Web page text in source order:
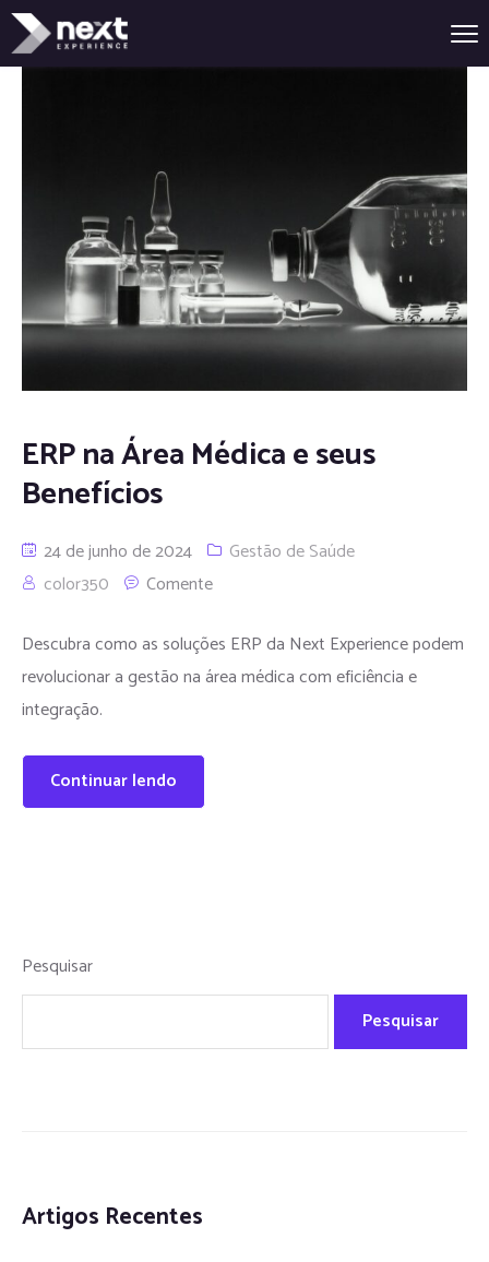
ERP na Área Médica e seus
Benefícios
24 de junho de 2024
Gestão de Saúde
color350
Comente
Descubra como as soluções ERP da Next Experience podem
revolucionar a gestão na área médica com eficiência e
integração.
Continuar lendo
Pesquisar
Pesquisar
Artigos Recentes